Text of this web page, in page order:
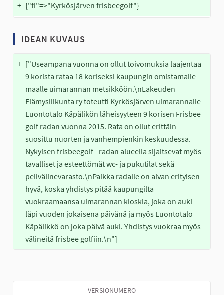
+ {"fi"=>"Kyrkösjärven frisbeegolf"}
IDEAN KUVAUS
+ ["Useampana vuonna on ollut toivomuksia laajentaa
9 korista rataa 18 koriseksi kaupungin omistamalle
maalle uimarannan metsikköön.\nLakeuden
Elämysliikunta ry toteutti Kyrkösjärven uimarannalle
Luontotalo Käpälikön läheisyyteen 9 korisen Frisbee
golf radan vuonna 2015. Rata on ollut erittäin
suosittu nuorten ja vanhempienkin keskuudessa.
Nykyisen frisbeegolf –radan alueella sijaitsevat myös
tavalliset ja esteettömät wc- ja pukutilat sekä
pelivälinevarasto.\nPaikka radalle on aivan erityisen
hyvä, koska yhdistys pitää kaupungilta
vuokraamaansa uimarannan kioskia, joka on auki
läpi vuoden jokaisena päivänä ja myös Luontotalo
Käpälikkö on joka päivä auki. Yhdistys vuokraa myös
välineitä frisbee golfiin.\n"]
VERSIONUMERO